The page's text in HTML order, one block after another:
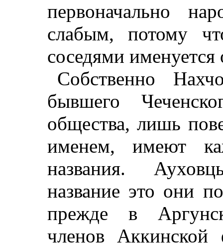
первоначально
слабым, потому
соседями
Собственно
бывшего
общества, лишь
именем, имеют
названия.
название это они
прежде в
членов Аккинской